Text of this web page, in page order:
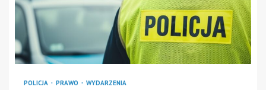
POLICJA PRAWO WYDARZENIA